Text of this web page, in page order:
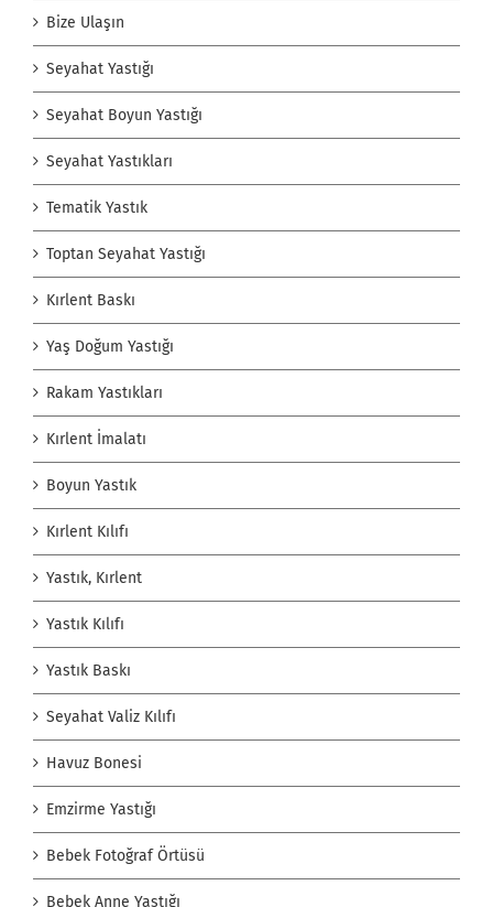
Bize Ulaşın
Seyahat Yastığı
Seyahat Boyun Yastığı
Seyahat Yastıkları
Tematik Yastık
Toptan Seyahat Yastığı
Kırlent Baskı
Yaş Doğum Yastığı
Rakam Yastıkları
Kırlent İmalatı
Boyun Yastık
Kırlent Kılıfı
Yastık, Kırlent
Yastık Kılıfı
Yastık Baskı
Seyahat Valiz Kılıfı
Havuz Bonesi
Emzirme Yastığı
Bebek Fotoğraf Örtüsü
Bebek Anne Yastığı